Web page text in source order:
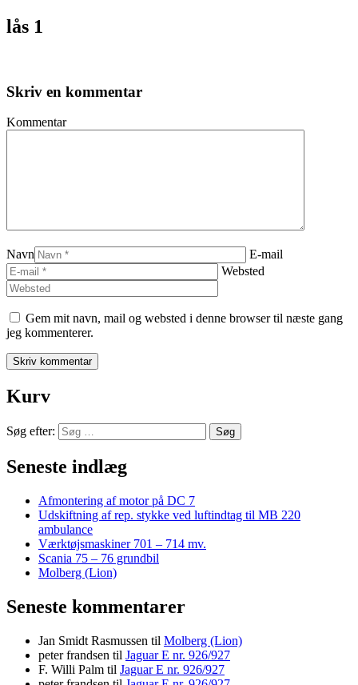
lås 1
Skriv en kommentar
Kommentar
Navn
E-mail
Websted
Gem mit navn, mail og websted i denne browser til næste gang
jeg kommenterer.
Kurv
Søg efter:
Seneste indlæg
Afmontering af motor på DC 7
Udskiftning af rep. stykke ved luftindtag til MB 220
ambulance
Værktøjsmaskiner 701 – 714 mv.
Scania 75 – 76 grundbil
Molberg (Lion)
Seneste kommentarer
Jan Smidt Rasmussen til Molberg (Lion)
peter frandsen til Jaguar E nr. 926/927
F. Willi Palm til Jaguar E nr. 926/927